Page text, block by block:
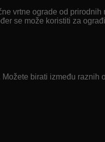
vrtne ograde od
se može koristiti za
birati između raznih